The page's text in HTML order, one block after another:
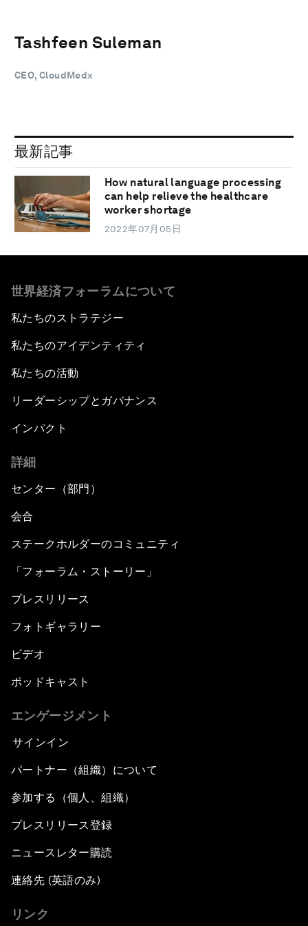
Tashfeen Suleman
CEO, CloudMedx
最新記事
How natural language processing
can help relieve the healthcare
worker shortage
2022年07月05日
世界経済フォーラムについて
私たちのストラテジー
私たちのアイデンティティ
私たちの活動
リーダーシップとガバナンス
インパクト
詳細
センター（部門）
会合
ステークホルダーのコミュニティ
「フォーラム・ストーリー」
プレスリリース
フォトギャラリー
ビデオ
ポッドキャスト
エンゲージメント
サインイン
パートナー（組織）について
参加する（個人、組織）
プレスリリース登録
ニュースレター購読
連絡先 (英語のみ)
リンク